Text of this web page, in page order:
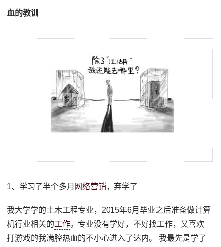
血的教训
1、学习了半个多月 网络营销，弃学了
我大学学的土木工程专业，2015年6月毕业之后准备做计算
机行业相关的工作。专业没有学好，不好找工作，又喜欢
打游戏的我满腔热血的不小心进入了达内。 我最先是学了